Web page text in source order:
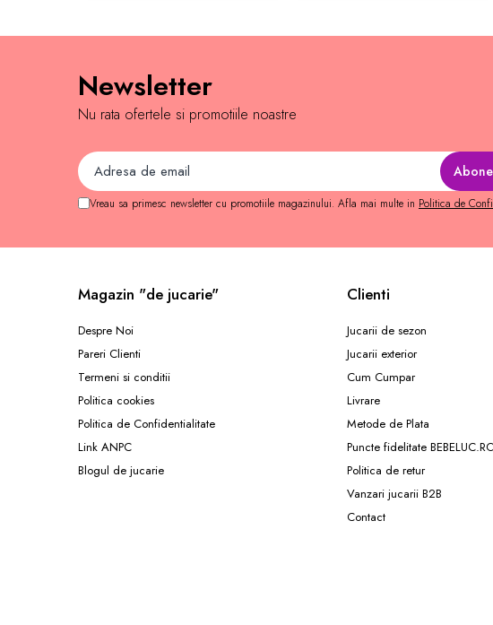
Carti pentru copii 1 an
Carti pentru copii 3 ani
Carti pentru copii 4 ani
Carti pentru copii 5 ani
Carti pentru copii 6 ani
Carti pentru copii 8 ani
Cadouri copii
Cutii muzicale
Idei cadou fetite
Cadouri bebelusi
Cadouri ieftine pentru copii
Cadouri botez
Cadou copii 2 ani
Newsletter
Nu rata ofertele si promotiile noastre
Vreau sa primesc newsletter cu promotiile magazinului. Afla mai multe in Politica de
Magazin "de jucarie"
Despre Noi
Pareri Clienti
Termeni si conditii
Politica cookies
Politica de Confidentialitate
Link ANPC
Blogul de jucarie
Clienti
Jucarii de sezon
Jucarii exterior
Cum Cumpar
Livrare
Metode de Plata
Puncte fidelitate
Politica de retur
Vanzari jucarii B2B
Contact